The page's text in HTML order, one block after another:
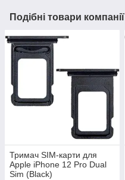
Подібні товари компанії
Тримач SIM-карти для
Apple iPhone 12 Pro Dual
Sim (Black)